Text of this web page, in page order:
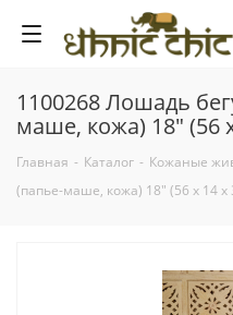
1100268 Лошадь
маше, кожа) 18" (56
Главная - Каталог - Кожаные
(папье-маше, кожа) 18" (56 х 14 х